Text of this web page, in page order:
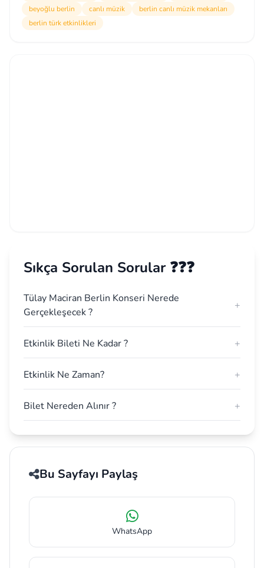
beyoğlu berlin
canlı müzik
berlin canlı müzik mekanları
berlin türk etkinlikleri
Sıkça Sorulan Sorular ❓❓❓
Tülay Maciran Berlin Konseri Nerede
Gerçekleşecek ?
+
Etkinlik Bileti Ne Kadar ? +
Etkinlik Ne Zaman? +
Bilet Nereden Alınır ? +
Bu Sayfayı Paylaş
WhatsApp